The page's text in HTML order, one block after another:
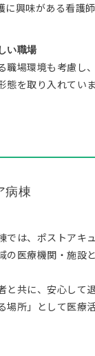
に興味がある看護
い職場
職場環境も考慮し
態を取り入れていま
病棟
では、ポストアキ
の医療機関・施設
と共に、安心して
場所」として医療